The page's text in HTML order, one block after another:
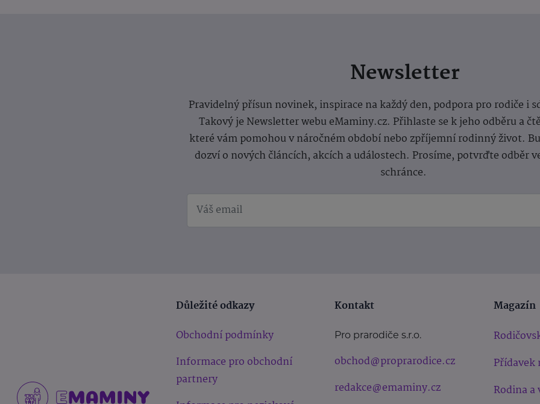
Newsletter
Pravidelný přísun novinek, inspirace na každý den, podpora pro rodiče i
Takový je Newsletter webu eMaminy.cz. Přihlaste se k jeho odběru a
které vám pomohou v náročném období nebo zpříjemní rodinný život.
dozví o nových článcích, akcích a událostech. Prosíme, potvrďte odběr
schránce.
Důležité odkazy
Obchodní podmínky
Informace pro obchodní
partnery
Kontakt
Pro prarodiče s.r.o.
obchod@proprarodice.cz
redakce@emaminy.cz
Magazín
Přídavek
Rodina a